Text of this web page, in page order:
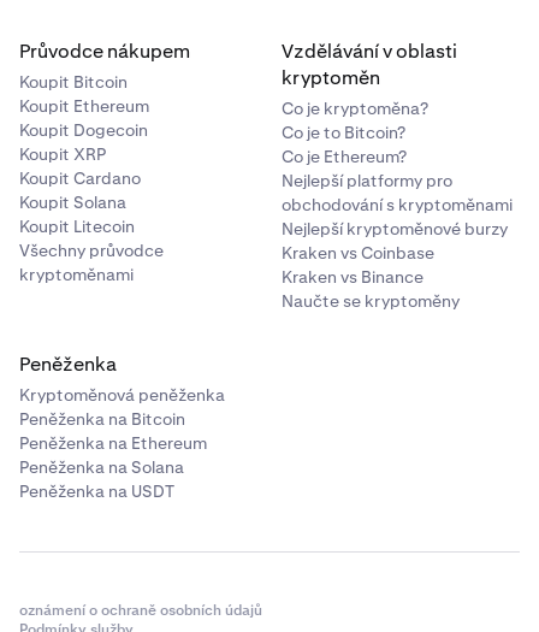
Průvodce nákupem
Koupit Bitcoin
Koupit Ethereum
Koupit Dogecoin
Koupit XRP
Koupit Cardano
Koupit Solana
Koupit Litecoin
Všechny průvodce
kryptoměnami
Vzdělávání v oblasti
kryptoměn
Co je kryptoměna?
Co je to Bitcoin?
Co je Ethereum?
Nejlepší platformy pro
obchodování s kryptoměnami
Nejlepší kryptoměnové burzy
Kraken vs Coinbase
Kraken vs Binance
Naučte se kryptoměny
Peněženka
Kryptoměnová peněženka
Peněženka na Bitcoin
Peněženka na Ethereum
Peněženka na Solana
Peněženka na USDT
oznámení o ochraně osobních údajů